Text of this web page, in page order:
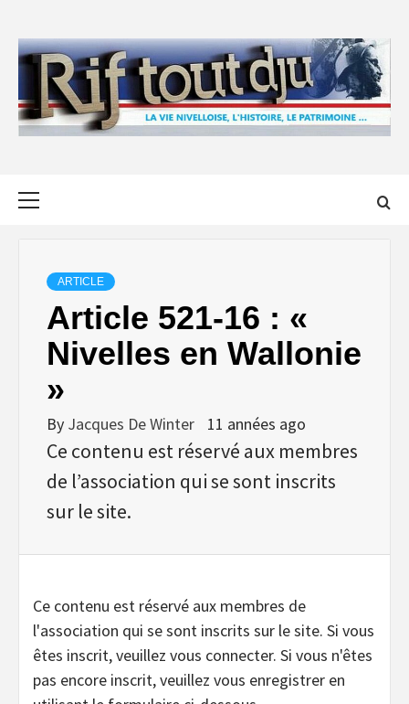
content
ARTICLE
Article 521-16 : «
Nivelles en Wallonie
»
By Jacques De Winter 11 années ago
Ce contenu est réservé aux membres
de l’association qui se sont inscrits
sur le site.
Ce contenu est réservé aux membres de
l'association qui se sont inscrits sur le site. Si vous
êtes inscrit, veuillez vous connecter. Si vous n'êtes
pas encore inscrit, veuillez vous enregistrer en